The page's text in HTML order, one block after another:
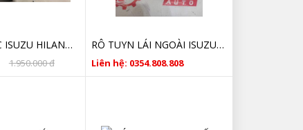
CẢN TRƯỚC ISUZU HILANDER CHÍNH HÃNG GIÁ RẺ
1.950.000 đ
RÔ TUYN LÁI NGOÀI ISUZU HILANDER GIÁ TỐT
Liên hệ: 0354.808.808